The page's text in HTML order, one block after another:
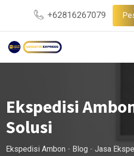
content
+62816267079
Ekspedisi
Solusi
Ekspedisi Ambon - Blog - Jasa